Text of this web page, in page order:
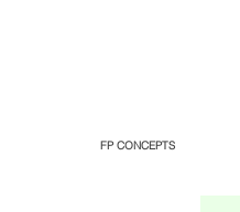
FP CONCEPTS